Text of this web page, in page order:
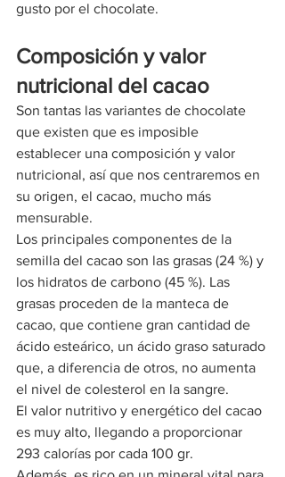
gusto por el chocolate.
Composición y valor
nutricional del cacao
Son tantas las variantes de chocolate
que existen que es imposible
establecer una composición y valor
nutricional, así que nos centraremos en
su origen, el cacao, mucho más
mensurable.
Los principales componentes de la
semilla del cacao son las grasas (24 %) y
los hidratos de carbono (45 %). Las
grasas proceden de la manteca de
cacao, que contiene gran cantidad de
ácido esteárico, un ácido graso saturado
que, a diferencia de otros, no aumenta
el nivel de colesterol en la sangre.
El valor nutritivo y energético del cacao
es muy alto, llegando a proporcionar
293 calorías por cada 100 gr.